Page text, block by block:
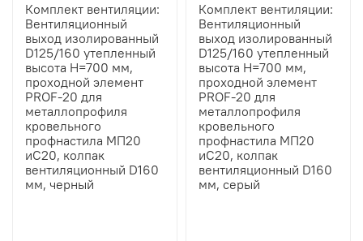
Комплект вентиляции:
Вентиляционный
выход изолированный
D125/160 утепленный
высота H=700 мм,
проходной элемент
PROF-20 для
металлопрофиля
кровельного
профнастила МП20
иС20, колпак
вентиляционный D160
мм, черный
Комплект вентиляции:
Вентиляционный
выход изолированный
D125/160 утепленный
высота H=700 мм,
проходной элемент
PROF-20 для
металлопрофиля
кровельного
профнастила МП20
иС20, колпак
вентиляционный D160
мм, серый